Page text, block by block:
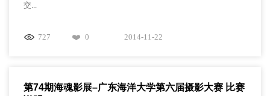
交...
727 0 2014-11-22
第74期海魂影展–广东海洋大学第六届摄影大赛 比赛